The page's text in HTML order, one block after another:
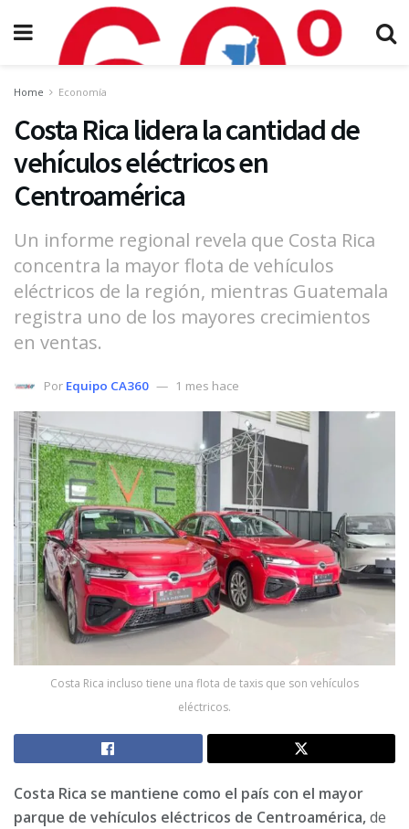
Home Economía
Costa Rica lidera la cantidad de
vehículos eléctricos en
Centroamérica
Un informe regional revela que Costa Rica
concentra la mayor flota de vehículos
eléctricos de la región, mientras Guatemala
registra uno de los mayores crecimientos
en ventas.
Por Equipo CA360 1 mes hace
Costa Rica incluso tiene una flota de taxis que son vehículos
eléctricos.
Costa Rica se mantiene como el país con el mayor
parque de vehículos eléctricos de Centroamérica,de